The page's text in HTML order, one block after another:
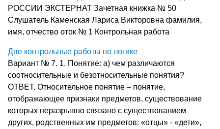
РОССИИ ЭКСТЕРНАТ Зачетная книжка № 50
Слушатель Каменская Лариса Викторовна фамилия,
имя, отчество оток № 1 Контрольная работа
Две контрольные работы по логике
Вариант № 7. 1. Понятие: а) чем различаются
соотносительные и безотносительные понятия?
ОТВЕТ. Относительное понятие – понятие,
отображающее признаки предметов, существование
которых неразрывно связано с существованием
других, родственных им предметов: «отцы» - «дети»,